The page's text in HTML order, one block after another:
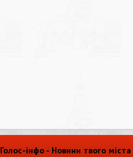
Голос-інфо - Новини твого міста